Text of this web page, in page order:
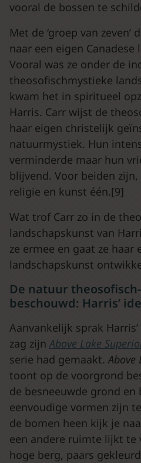
vooral de bossen te
Met de ‘groep van
naar een eigen Canadese
Vooral was ze onder de
theosofischmystieke
kwam het in spiritueel
Harris. Carr wijst de
haar eigen christelijk
natuurmystiek. Hun
verminderde maar hun
blijvend. Voor beiden
religie en kunst één.[9]
Wat trof Carr zo in de
landschapskunst van
ze ermee en gaat ze haar
landschapskunst
De natuur
beschouwd: Harris’
Aanvankelijk sprak
zag zijnAbove Lake
serie had gemaakt.Above
toont op de voorgrond
de besneeuwde grond
eenvoudige vormen zijn
de bomen heen kijk je
een andere ruimte lijkt te
hoge berg, paars